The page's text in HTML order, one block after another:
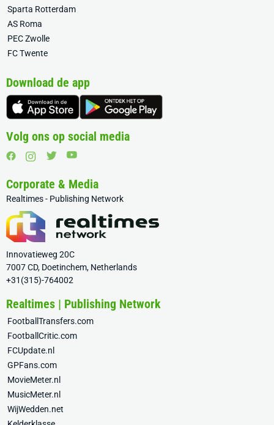
Sparta Rotterdam
AS Roma
PEC Zwolle
FC Twente
Download de app
Volg ons op social media
Corporate & Media
Realtimes - Publishing Network
Innovatieweg 20C
7007 CD, Doetinchem, Netherlands
+31(315)-764002
Realtimes | Publishing Network
FootballTransfers.com
FootballCritic.com
FCUpdate.nl
GPFans.com
MovieMeter.nl
MusicMeter.nl
WijWedden.net